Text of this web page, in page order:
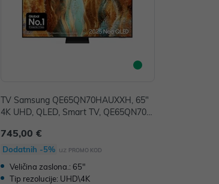
TV Samsung QE65QN70HAUXXH, 65"
4K UHD, QLED, Smart TV, QE65QN70H
745,00 €
Dodatnih -5% uz PROMO KOD
Veličina zaslona.: 65"
Tip rezolucije: UHD\4K